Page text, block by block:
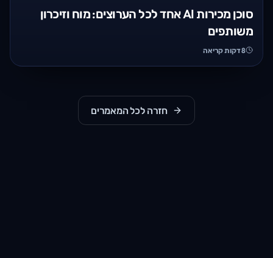
סוכן מכירות AI אחד לכל הערוצים: מוח וזיכרון
משותפים
8דקות קריאה
חזרה לכל המאמרים